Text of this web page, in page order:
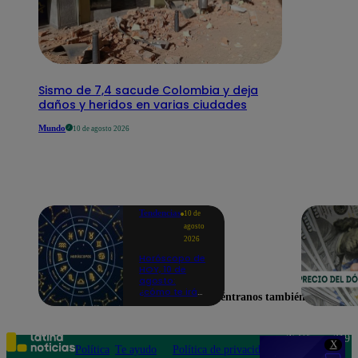
X
Sismo de 7,4 sacude Colombia y deja
daños y heridos en varias ciudades
Mundo 10 de agosto 2026
Tendencias 10 de
agosto
2026
Horóscopo de
HOY, 10 de
agosto:
¿cómo te iráEncuéntranos también en
Política Te ayudo
Política de privacidad
Teléfono: 219